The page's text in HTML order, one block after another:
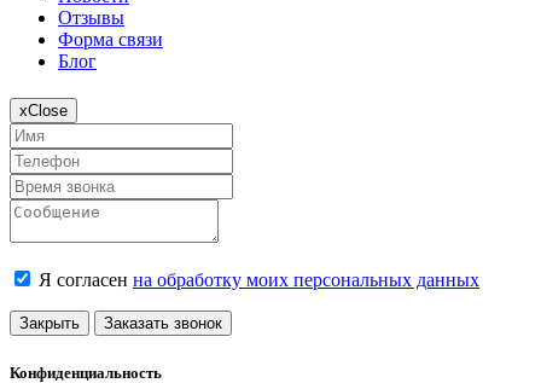
Отзывы
Форма связи
Блог
xClose
Я согласен на обработку моих персональных данных
Закрыть Заказать звонок
Конфиденциальность